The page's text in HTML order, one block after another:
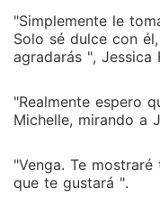
"Simplemente le
Solo sé dulce con
agradarás ", Jessica
"Realmente espero
Michelle, mirando a
"Venga. Te
que te gustará ".